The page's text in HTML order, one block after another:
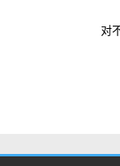
对